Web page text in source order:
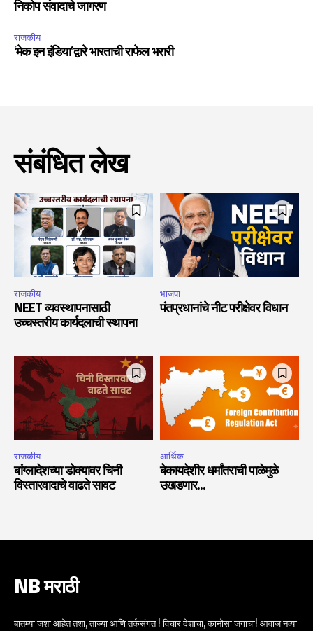
निकोप संवादाचे जागरण
राजकीय
‘मेक इन इंडिया’द्वारे भारताची राफेल भरारी
संबंधित लेख
राजकीय
NEET व्यवस्थापनासाठी
उच्चस्तरीय कार्यदलाची स्थापना
भाजपा
पंतप्रधानांचे नीट परीक्षेवर विधान
राजकीय
बांग्लादेशच्या डोक्यावर चिनी
विस्तारवादाचे वाढते सावट
आर्थिक
बेकायदेशीर धर्मांतराची पाळेमुळे
उखडणार…
NB मराठी
बातम्या जशा आहेत तशा, ताज्या आणि तर्कसंगत ! विचार देशाचा, कानोसा जगाचा! आवाज नव्या